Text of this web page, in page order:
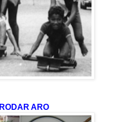
RODAR ARO